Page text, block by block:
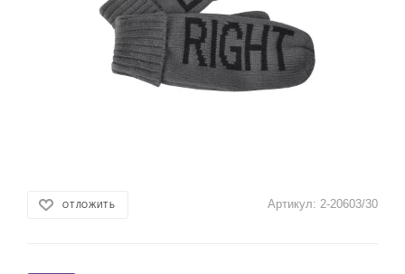
ОТЛОЖИТЬ Артикул: 2-20603/30